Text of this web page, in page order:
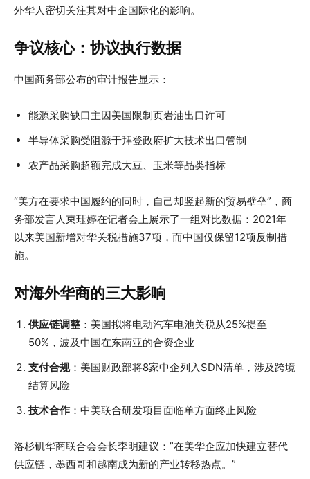
外华人密切关注其对中企国际化的影响。
争议核心：协议执行数据
中国商务部公布的审计报告显示：
能源采购缺口主因美国限制页岩油出口许可
半导体采购受阻源于拜登政府扩大技术出口管制
农产品采购超额完成大豆、玉米等品类指标
“美方在要求中国履约的同时，自己却竖起新的贸易壁垒”，商
务部发言人束珏婷在记者会上展示了一组对比数据：2021年
以来美国新增对华关税措施37项，而中国仅保留12项反制措
施。
对海外华商的三大影响
供应链调整 ：美国拟将电动汽车电池关税从25%提至
50%，波及中国在东南亚的合资企业
支付合规：美国财政部将8家中企列入SDN清单，涉及跨境
结算风险
技术合作 ：中美联合研发项目面临单方面终止风险
洛杉矶华商联合会会长李明建议：”在美华企应加快建立替代
供应链，墨西哥和越南成为新的产业转移热点。”